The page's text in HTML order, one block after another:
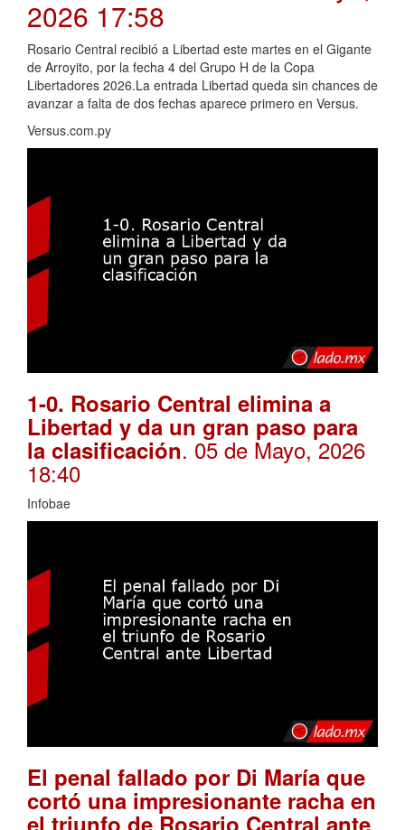
2026 17:58
Rosario Central recibió a Libertad este martes en el Gigante
de Arroyito, por la fecha 4 del Grupo H de la Copa
Libertadores 2026.La entrada Libertad queda sin chances de
avanzar a falta de dos fechas aparece primero en Versus.
Versus.com.py
1-0. Rosario Central elimina a
Libertad y da un gran paso para
la clasificación. 05 de Mayo, 2026
18:40
Infobae
El penal fallado por Di María que
cortó una impresionante racha en
el triunfo de Rosario Central ante